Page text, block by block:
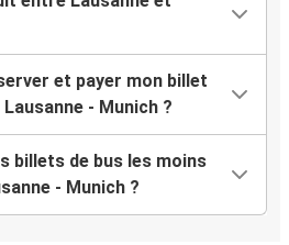
et payer mon billet
- Munich ?
billets de bus les moins
- Munich ?